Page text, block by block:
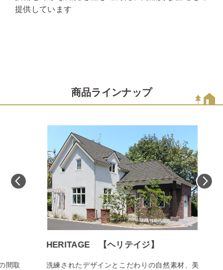
提供しています
商品ラインナップ
取
HERITAGE 【ヘリテイジ】
洗練されたデザインとこだわりの自然素材、美